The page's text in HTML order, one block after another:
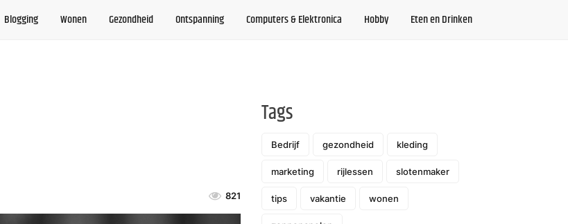
Blogging Wonen Gezondheid Ontspanning Computers & Elektronica Hobby Eten en Drinken
821
Tags
Bedrijf gezondheid kleding
marketing rijlessen slotenmaker
tips vakantie wonen